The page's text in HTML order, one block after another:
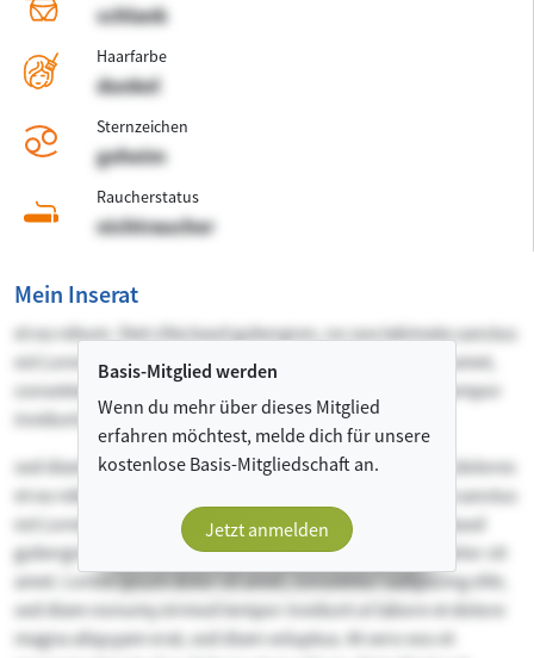
schlank
Haarfarbe
dunkel
Sternzeichen
geheim
Raucherstatus
nichtraucher
Basis-Mitglied werden
Wenn du mehr über dieses Mitglied
erfahren möchtest, melde dich für unsere
kostenlose Basis-Mitgliedschaft an.
Jetzt anmelden
Mein Inserat
et ea rebum. Stet clita kasd gubergren, no sea takimata sanctus
est Lorem ipsum dolor sit amet. Lorem ipsum dolor sit amet,
consetetur sadipscing elitr, sed diam nonumy eirmod tempor
invidunt ut labore et dolore magna aliquyam erat,
sed diam voluptua. At vero eos et accusam et justo duo dolores
et ea rebum. Stet clita kasd gubergren, no sea takimata sanctus
est Lorem ipsum dolor sit amet. et ea rebum. Stet clita kasd
gubergren, no sea takimata sanctus est Lorem ipsum dolor sit
amet. Lorem ipsum dolor sit amet, consetetur sadipscing elitr,
sed diam nonumy eirmod tempor invidunt ut labore et dolore
magna aliquyam erat, sed diam voluptua. At vero eos et